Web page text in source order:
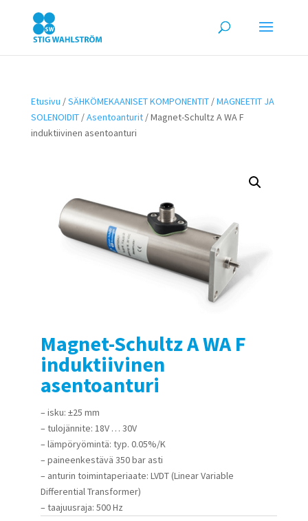
Etusivu /SÄHKÖMEKAANISET KOMPONENTIT/MAGNEETIT JA
SOLENOIDIT/Asentoanturit/ Magnet-Schultz A WA F
induktiivinen asentoanturi
Magnet-Schultz A WA F
induktiivinen
asentoanturi
– isku: ±25 mm
– tulojännite: 18V … 30V
– lämpöryömintä: typ. 0.05%/K
– paineenkestävä 350 bar asti
– anturin toimintaperiaate: LVDT (Linear Variable
Differential Transformer)
– taajuusraja: 500 Hz